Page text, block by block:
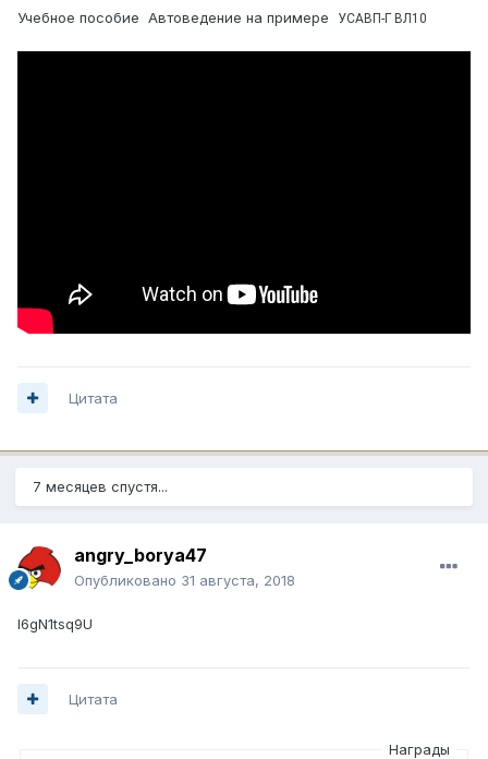
Учебное пособие Автоведение на примере УСАВП-Г ВЛ10
Цитата
7 месяцев спустя...
angry_borya47
Опубликовано 31 августа, 2018
l6gN1tsq9U
Цитата
Награды